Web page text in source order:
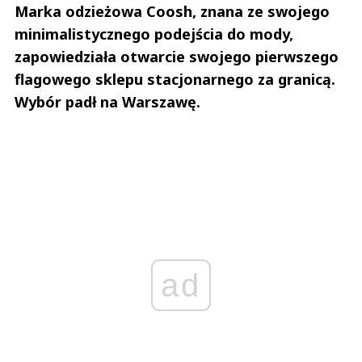
Marka odzieżowa Coosh, znana ze swojego
minimalistycznego podejścia do mody,
zapowiedziała otwarcie swojego pierwszego
flagowego sklepu stacjonarnego za granicą.
Wybór padł na Warszawę.
ad